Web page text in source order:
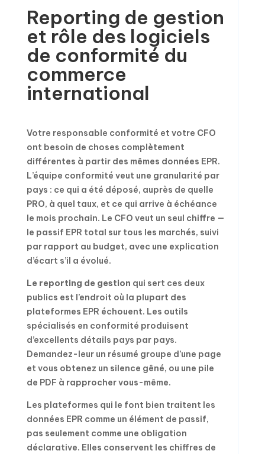
Reporting de gestion
et rôle des logiciels
de conformité du
commerce
international
Votre responsable conformité et votre CFO
ont besoin de choses complètement
différentes à partir des mêmes données EPR.
L’équipe conformité veut une granularité par
pays : ce qui a été déposé, auprès de quelle
PRO, à quel taux, et ce qui arrive à échéance
le mois prochain. Le CFO veut un seul chiffre —
le passif EPR total sur tous les marchés, suivi
par rapport au budget, avec une explication
d’écart s’il a évolué.
Le reporting de gestion qui sert ces deux
publics est l’endroit où la plupart des
plateformes EPR échouent. Les outils
spécialisés en conformité produisent
d’excellents détails pays par pays.
Demandez-leur un résumé groupe d’une page
et vous obtenez un silence gêné, ou une pile
de PDF à rapprocher vous-même.
Les plateformes qui le font bien traitent les
données EPR comme un élément de passif,
pas seulement comme une obligation
déclarative. Elles conservent les chiffres de